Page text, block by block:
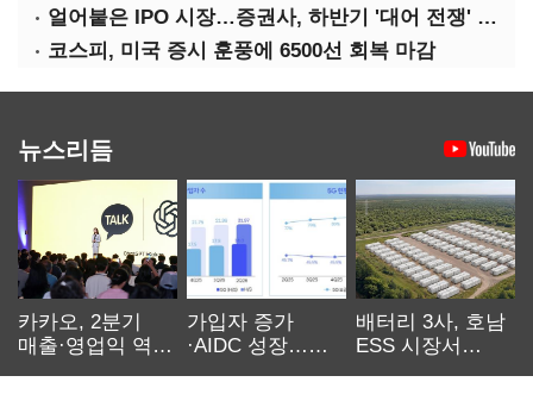
얼어붙은 IPO 시장…증권사, 하반기 '대어 전쟁' 기대
코스피, 미국 증시 훈풍에 6500선 회복 마감
뉴스리듬
카카오, 2분기
매출·영업익 역대
가입자 증가
·AIDC 성장…
배터리 3사, 호남
ESS 시장서